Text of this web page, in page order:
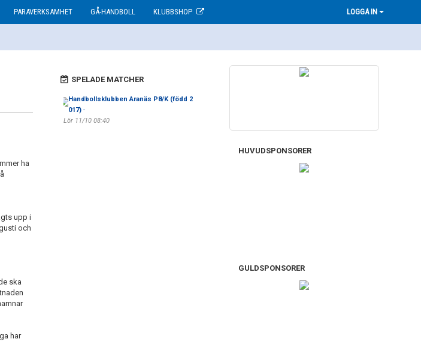
PARAVERKSAMHET GÅ-HANDBOLL KLUBBSHOP LOGGA IN
ha
upp i
och
ska
har
SPELADE MATCHER
Handbollsklubben Aranäs P8/K (född 2
017)-
Lör 11/10 08:40
HUVUDSPONSORER
GULDSPONSORER